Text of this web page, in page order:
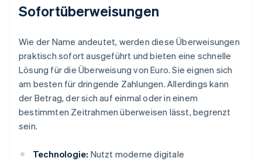
Sofortüberweisungen
Wie der Name andeutet, werden diese Überweisungen
praktisch sofort ausgeführt und bieten eine schnelle
Lösung für die Überweisung von Euro. Sie eignen sich
am besten für dringende Zahlungen. Allerdings kann
der Betrag, der sich auf einmal oder in einem
bestimmten Zeitrahmen überweisen lässt, begrenzt
sein.
Technologie: Nutzt moderne digitale